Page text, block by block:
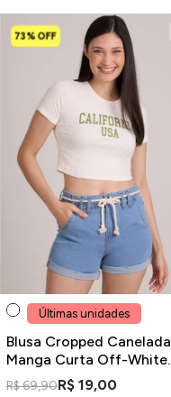
73% OFF
Últimas unidades
Blusa Cropped Canelada
Manga Curta Off-White
Estampada
R$ 69,90R$ 19,00